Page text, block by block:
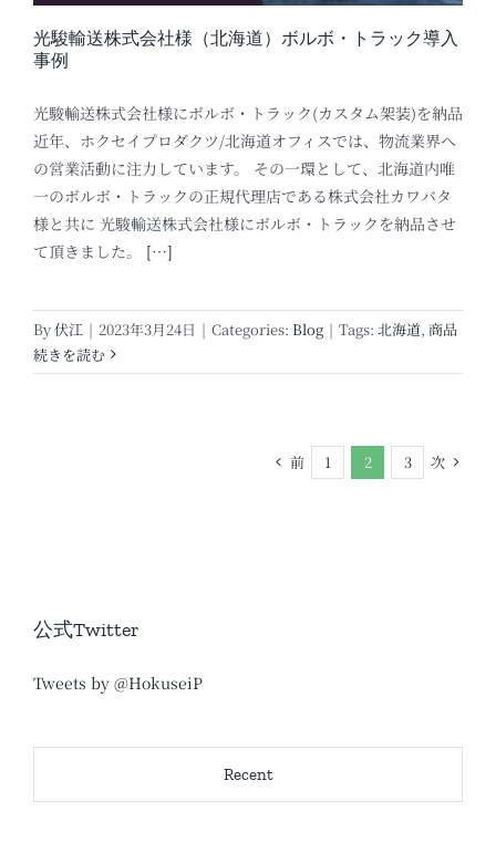
光駿輸送株式会社様（北海道）ボルボ・トラック導入
事例
光駿輸送株式会社様にボルボ・トラック(カスタム架装)を納品
近年、ホクセイプロダクツ/北海道オフィスでは、物流業界へ
の営業活動に注力しています。 その一環として、北海道内唯
一のボルボ・トラックの正規代理店である株式会社カワバタ
様と共に 光駿輸送株式会社様にボルボ・トラックを納品させ
て頂きました。 […]
By伏江 | 2023年3月24日 | Categories: Blog | Tags: 北海道, 商品
続きを読む
前 1 2 3 次
公式Twitter
Tweets by @HokuseiP
Recent